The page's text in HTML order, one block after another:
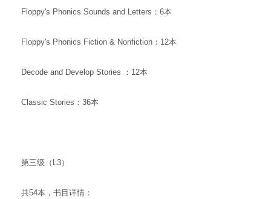
Floppy's Phonics Sounds and Letters：6本
Floppy's Phonics Fiction & Nonfiction：12本
Decode and Develop Stories ：12本
Classic Stories：36本
第三级（L3）
共54本，书目详情：